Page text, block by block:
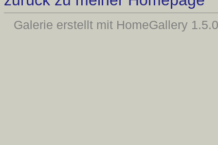
Galerie erstellt mit HomeGallery 1.5.0